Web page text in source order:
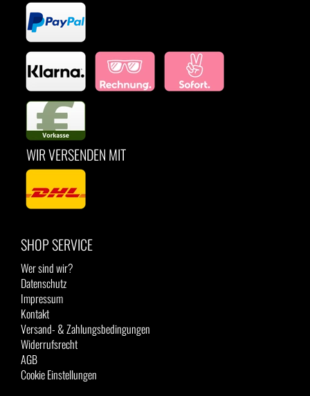
WIR VERSENDEN MIT
SHOP SERVICE
Wer sind wir?
Datenschutz
Impressum
Kontakt
Versand- & Zahlungsbedingungen
Widerrufsrecht
AGB
Cookie Einstellungen